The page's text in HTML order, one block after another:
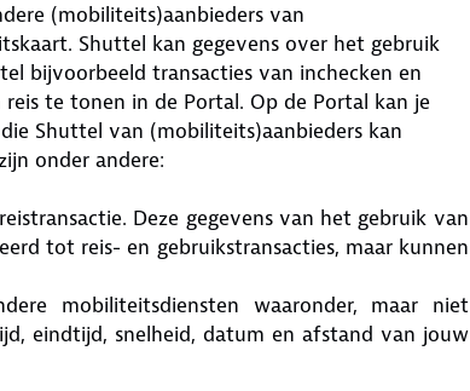
(mobiliteits)aanbieders van
Shuttel kan gegevens over het gebruik
bijvoorbeeld transacties van inchecken en
te tonen in de Portal. Op de Portal kan je
Shuttel van (mobiliteits)aanbieders kan
onder andere:
Deze gegevens van het gebruik van
tot reis- en gebruikstransacties, maar kunnen
mobiliteitsdiensten waaronder, maar niet
eindtijd, snelheid, datum en afstand van jouw